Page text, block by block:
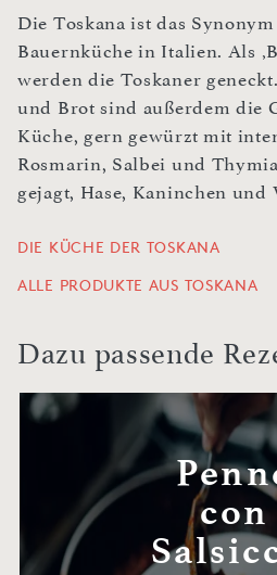
Die Toskana ist das
Bauernküche in Italien. Als
werden die Toskaner
und Brot sind außerdem die
Küche, gern gewürzt mit
Rosmarin, Salbei und
gejagt, Hase, Kaninchen und
DIE KÜCHE DER TOSKANA
ALLE PRODUKTE AUS TOSKANA
Dazu passende
con